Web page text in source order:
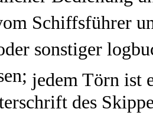
Schiffsführer
sonstiger
jedem Törn ist
des